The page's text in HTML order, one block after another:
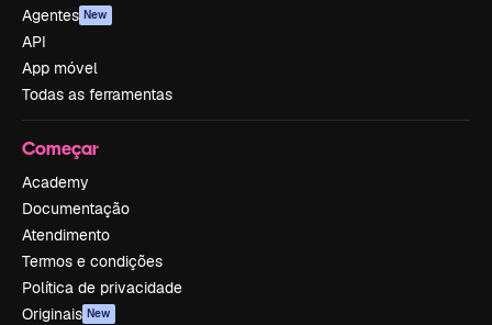
Agentes New
API
App móvel
Todas as ferramentas
Começar
Academy
Documentação
Atendimento
Termos e condições
Política de privacidade
Originais New